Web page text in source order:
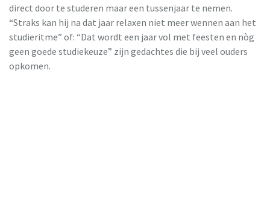
direct door te studeren maar een tussenjaar te nemen.
“Straks kan hij na dat jaar relaxen niet meer wennen aan het
studieritme” of: “Dat wordt een jaar vol met feesten en nòg
geen goede studiekeuze” zijn gedachtes die bij veel ouders
opkomen.